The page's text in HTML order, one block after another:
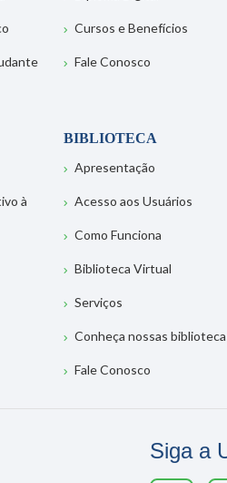
Cursos e Benefícios
Fale Conosco
à
BIBLIOTECA
Apresentação
Acesso aos Usuários
Como Funciona
Biblioteca Virtual
Serviços
Conheça nossas
Fale Conosco
Siga a